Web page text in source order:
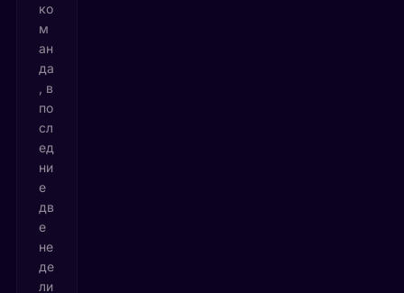
ко
м
ан
да
, в
по
сл
ед
ни
е
дв
е
не
де
ли